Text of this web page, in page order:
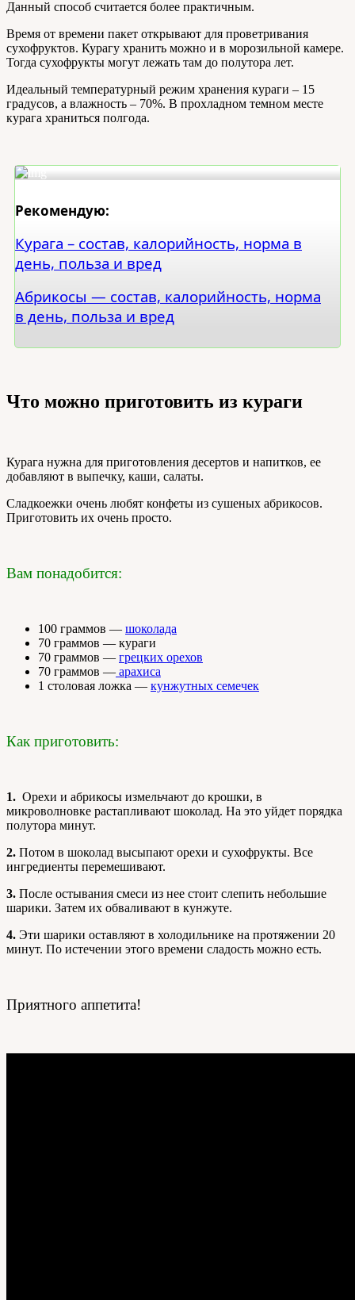
Данный способ считается более практичным.
Время от времени пакет открывают для проветривания
сухофруктов. Курагу хранить можно и в морозильной камере.
Тогда сухофрукты могут лежать там до полутора лет.
Идеальный температурный режим хранения кураги – 15
градусов, а влажность – 70%. В прохладном темном месте
курага храниться полгода.
Рекомендую:
Курага – состав, калорийность, норма в
день, польза и вред
Абрикосы — состав, калорийность, норма
в день, польза и вред
Что можно приготовить из кураги
Курага нужна для приготовления десертов и напитков, ее
добавляют в выпечку, каши, салаты.
Сладкоежки очень любят конфеты из сушеных абрикосов.
Приготовить их очень просто.
Вам понадобится:
100 граммов — шоколада
70 граммов — кураги
70 граммов — грецких орехов
70 граммов — арахиса
1 столовая ложка — кунжутных семечек
Как приготовить:
1. Орехи и абрикосы измельчают до крошки, в
микроволновке растапливают шоколад. На это уйдет порядка
полутора минут.
2. Потом в шоколад высыпают орехи и сухофрукты. Все
ингредиенты перемешивают.
3. После остывания смеси из нее стоит слепить небольшие
шарики. Затем их обваливают в кунжуте.
4. Эти шарики оставляют в холодильнике на протяжении 20
минут. По истечении этого времени сладость можно есть.
Приятного аппетита!